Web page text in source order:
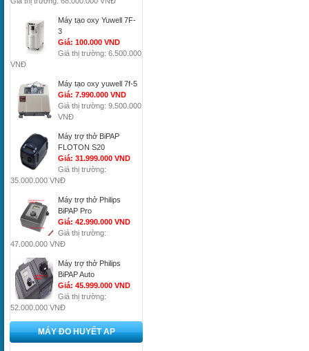
Máy tạo oxy Yuwell 7F-
3
Giá: 100.000 VND
Giá thị trường: 6.500.000
VNĐ
Máy tạo oxy yuwell 7f-5
Giá: 7.990.000 VND
Giá thị trường: 9.500.000
VNĐ
Máy trợ thở BiPAP
FLOTON S20
Giá: 31.999.000 VND
Giá thị trường:
35.000.000 VNĐ
Máy trợ thở Philips
BiPAP Pro
Giá: 42.990.000 VND
Giá thị trường:
47.000.000 VNĐ
Máy trợ thở Philips
BiPAP Auto
Giá: 45.999.000 VND
Giá thị trường:
52.000.000 VNĐ
MÁY ĐO HUYẾT AP